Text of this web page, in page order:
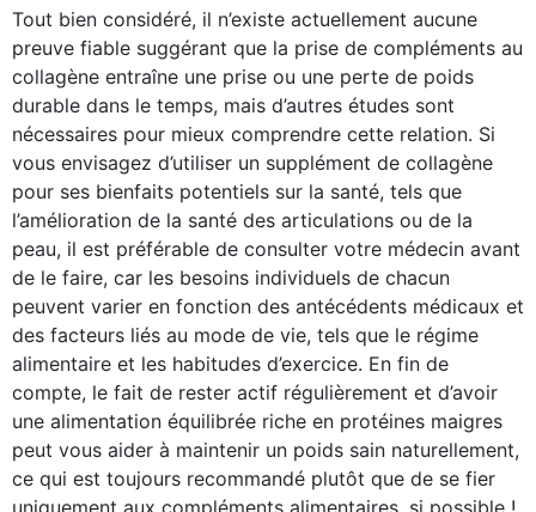
Tout bien considéré, il n’existe actuellement aucune
preuve fiable suggérant que la prise de compléments au
collagène entraîne une prise ou une perte de poids
durable dans le temps, mais d’autres études sont
nécessaires pour mieux comprendre cette relation. Si
vous envisagez d’utiliser un supplément de collagène
pour ses bienfaits potentiels sur la santé, tels que
l’amélioration de la santé des articulations ou de la
peau, il est préférable de consulter votre médecin avant
de le faire, car les besoins individuels de chacun
peuvent varier en fonction des antécédents médicaux et
des facteurs liés au mode de vie, tels que le régime
alimentaire et les habitudes d’exercice. En fin de
compte, le fait de rester actif régulièrement et d’avoir
une alimentation équilibrée riche en protéines maigres
peut vous aider à maintenir un poids sain naturellement,
ce qui est toujours recommandé plutôt que de se fier